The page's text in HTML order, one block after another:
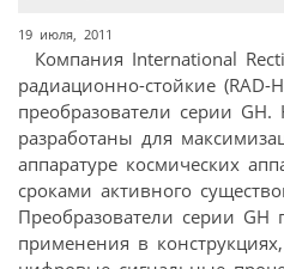
19 июля, 2011
Компания International
радиационно-стойкие (RAD-
преобразователи серии
разработаны для
аппаратуре космических
сроками активного
Преобразователи серии GH
применения в